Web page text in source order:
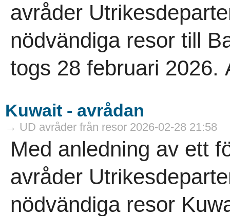
avråder
nödvändiga resor till
togs 28 februari 2026.
Kuwait - avrådan
→ UD avråder från resor 2026-02-28 21:58
Med anledning av ett
avråder
nödvändiga resor